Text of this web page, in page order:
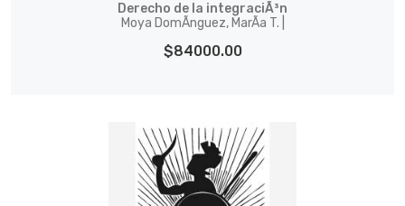
Derecho de la integraciÃ³n
Moya DomÃ­nguez, MarÃ­a T. |
$84000.00